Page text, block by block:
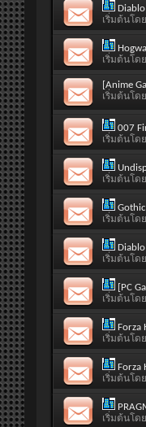
เริ่มต้นโดย
เริ่มต้นโดย
[Anime
เริ่มต้นโดย
007
เริ่มต้นโดย
เริ่มต้นโดย
เริ่มต้นโดย
เริ่มต้นโดย
[PC
เริ่มต้นโดย
Forza
เริ่มต้นโดย
Forza
เริ่มต้นโดย
เริ่มต้นโดย